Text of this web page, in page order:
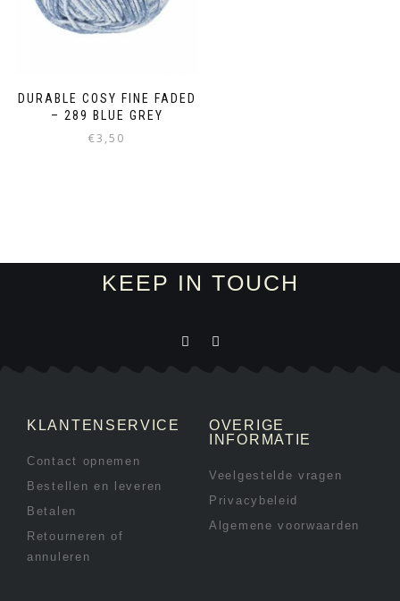
DURABLE COSY FINE FADED
– 289 BLUE GREY
€3,50
KEEP IN TOUCH
KLANTENSERVICE
Contact opnemen
Bestellen en leveren
Betalen
Retourneren of
annuleren
OVERIGE
INFORMATIE
Veelgestelde vragen
Privacybeleid
Algemene voorwaarden